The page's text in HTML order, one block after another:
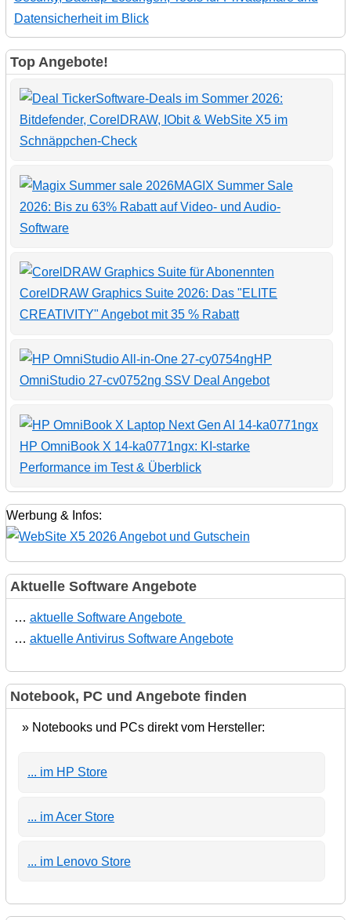
Datensicherheit im Blick
Top Angebote!
Software-Deals im Sommer 2026:
Bitdefender, CorelDRAW, IObit & WebSite X5 im
Schnäppchen-Check
MAGIX Summer Sale
2026: Bis zu 63% Rabatt auf Video- und Audio-
Software
CorelDRAW Graphics Suite 2026: Das "ELITE
CREATIVITY" Angebot mit 35 % Rabatt
HP
OmniStudio 27-cv0752ng SSV Deal Angebot
HP OmniBook X 14-ka0771ngx: KI-starke
Performance im Test & Überblick
Werbung & Infos:
Aktuelle Software Angebote
… aktuelle Software Angebote
… aktuelle Antivirus Software Angebote
Notebook, PC und Angebote finden
» Notebooks und PCs direkt vom Hersteller:
... im HP Store
... im Acer Store
... im Lenovo Store